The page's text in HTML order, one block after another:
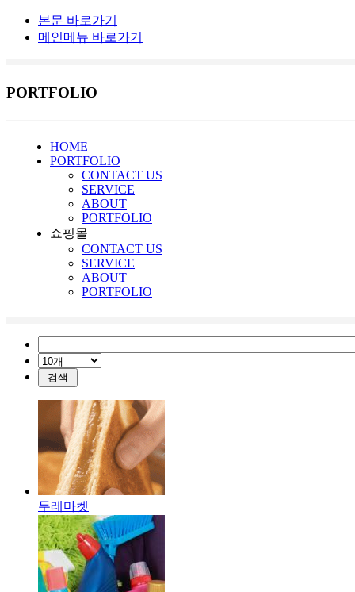
본문 바로가기
메인메뉴 바로가기
PORTFOLIO
HOME
PORTFOLIO
CONTACT US
SERVICE
ABOUT
PORTFOLIO
쇼핑몰
CONTACT US
SERVICE
ABOUT
PORTFOLIO
두레마켓